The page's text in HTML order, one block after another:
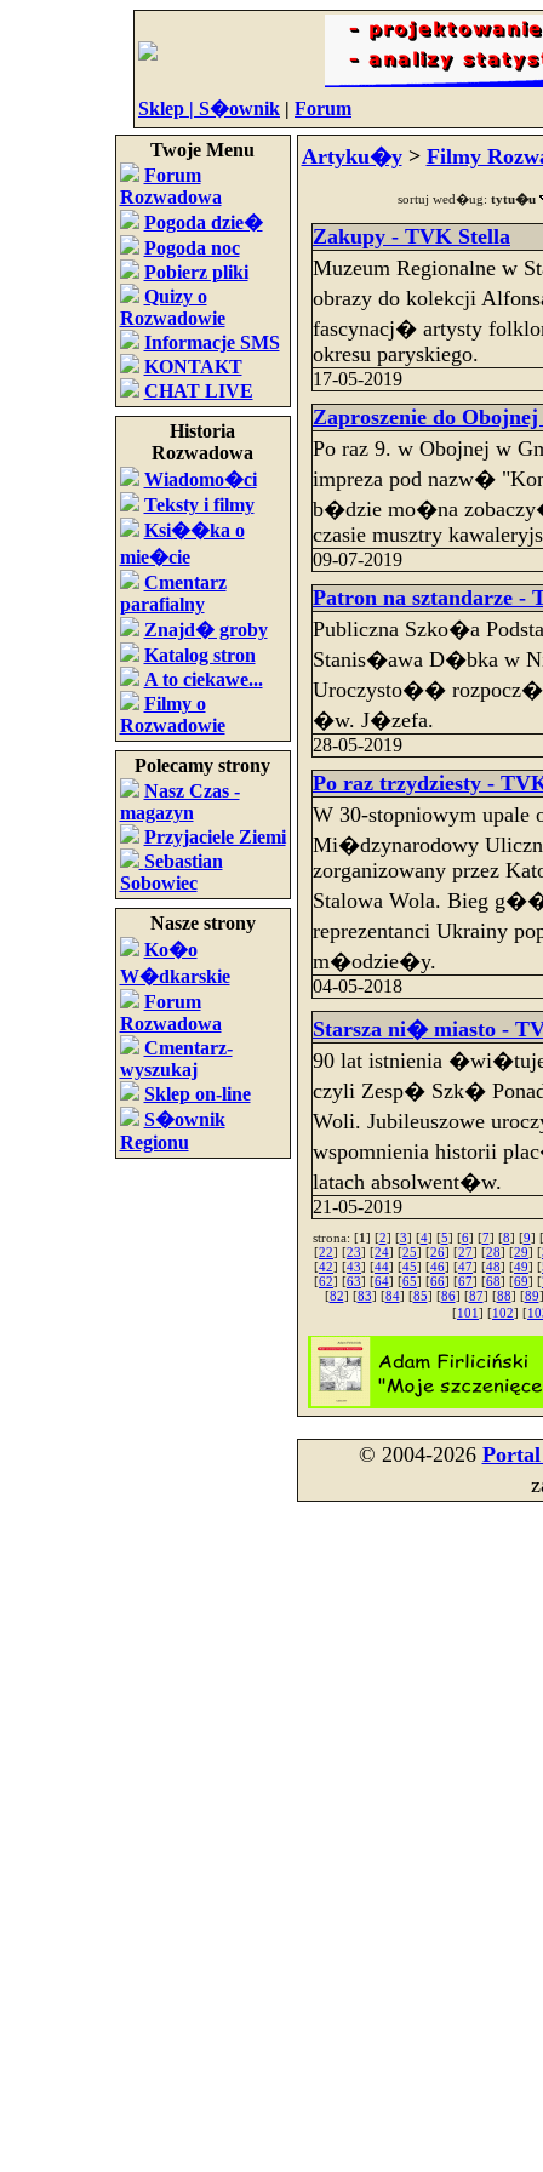
Sklep | S�ownik | Forum
Twoje Menu
Forum
Rozwadowa
Pogoda dzie�
Pogoda noc
Pobierz pliki
Quizy o
Rozwadowie
Informacje SMS
KONTAKT
CHAT LIVE
Historia
Rozwadowa
Wiadomo�ci
Teksty i filmy
Ksi��ka o
mie�cie
Cmentarz
parafialny
Znajd� groby
Katalog stron
A to ciekawe...
Filmy o
Rozwadowie
Polecamy strony
Nasz Czas -
magazyn
Przyjaciele Ziemi
Sebastian
Sobowiec
Nasze strony
Ko�o
W�dkarskie
Forum
Rozwadowa
Cmentarz-
wyszukaj
Sklep on-line
S�ownik
Regionu
Artyku�y> Filmy
sortuj wed�ug: tytu�u
Zakupy - TVK Stella
Muzeum Regionalne w
obrazy do kolekcji
fascynacj� artysty
okresu paryskiego.
17-05-2019
Zaproszenie do
Po raz 9. w Obojnej w
impreza pod nazw�
b�dzie mo�na
czasie musztry
09-07-2019
Patron na sztandarze -
Publiczna Szko�a
Stanis�awa D�bka w
Uroczysto��
�w. J�zefa.
28-05-2019
Po raz trzydziesty -
W 30-stopniowym
Mi�dzynarodowy
zorganizowany przez
Stalowa Wola. Bieg
reprezentanci Ukrainy
m�odzie�y.
04-05-2018
Starsza ni� miasto -
90 lat istnienia
czyli Zesp� Szk�
Woli. Jubileuszowe
wspomnienia historii
latach absolwent�w.
21-05-2019
strona: [1] [2] [3] [4] [5] [6] [7] [8] [9] [
[22] [23] [24] [25] [26] [27] [28] [29] [
[42] [43] [44] [45] [46] [47] [48] [49] [
[62] [63] [64] [65] [66] [67] [68] [69] [
[82] [83] [84] [85] [86] [87] [88] [89
[101] [102] [
© 2004-2026